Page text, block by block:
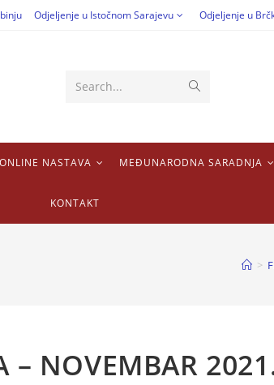
Odjeljenje u Istočnom Sarajevu Odjeljenje u
Search...
ONLINE NASTAVA MEĐUNARODNA SARADNJA
KONTAKT
>
– NOVEMBAR